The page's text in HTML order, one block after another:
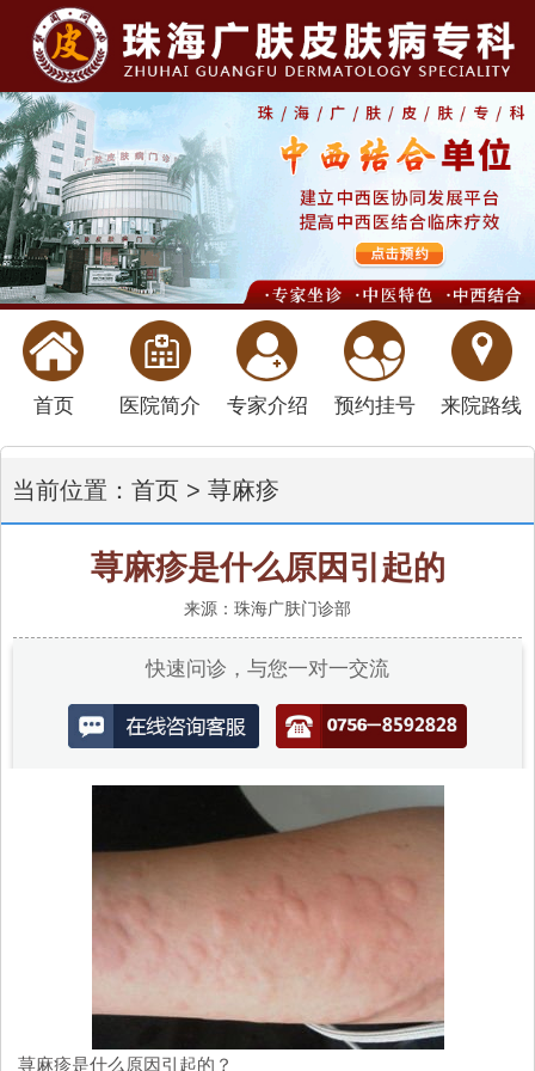
首页 医院简介 专家介绍 预约挂号 来院路线
当前位置： 首页> 荨麻疹
荨麻疹是什么原因引起的
来源：珠海广肤门诊部
快速问诊，与您一对一交流
荨麻疹是什么原因引起的？